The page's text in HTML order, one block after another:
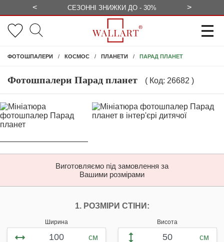
< СЕЗОННІ ЗНИЖКИ ДО - 30% >
ФОТОШПАЛЕРИ КОСМОС ПЛАНЕТИ ПАРАД ПЛАНЕТ
Фотошпалери Парад планет ( Код: 26682 )
Виготовляємо під замовлення за
Вашими розмірами
1. РОЗМІРИ СТІНИ:
Ширина
см
Висота
см